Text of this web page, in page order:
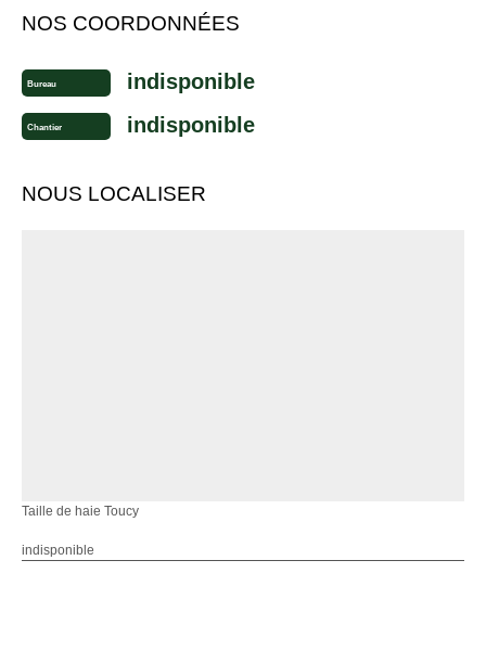
NOS COORDONNÉES
Bureau indisponible
Chantier indisponible
NOUS LOCALISER
Taille de haie Toucy
indisponible